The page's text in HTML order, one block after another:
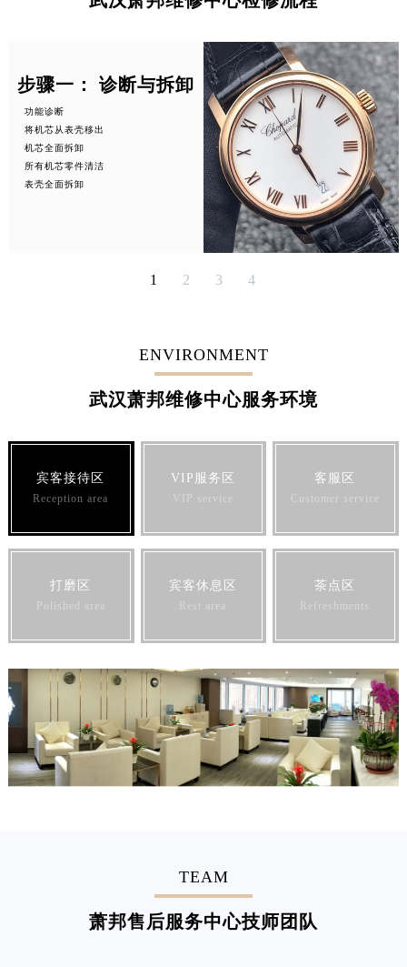
步骤一： 诊断与拆卸
功能诊断
将机芯从表壳移出
机芯全面拆卸
所有机芯零件清洁
表壳全面拆卸
1 2 3 4
ENVIRONMENT
武汉萧邦维修中心服务环境
宾客接待区
Reception area
VIP服务区
VIP service
客服区
Customer service
打磨区
Polished area
宾客休息区
Rest area
茶点区
Refreshments
TEAM
萧邦售后服务中心技师团队